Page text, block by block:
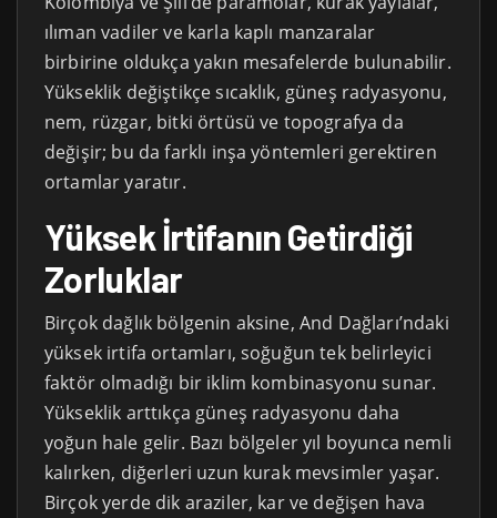
ılıman vadiler ve karla kaplı manzaralar
birbirine oldukça yakın mesafelerde bulunabilir.
Yükseklik değiştikçe sıcaklık, güneş radyasyonu,
nem, rüzgar, bitki örtüsü ve topografya da
değişir; bu da farklı inşa yöntemleri gerektiren
ortamlar yaratır.
Yüksek İrtifanın Getirdiği
Zorluklar
Birçok dağlık bölgenin aksine, And Dağları’ndaki
yüksek irtifa ortamları, soğuğun tek belirleyici
faktör olmadığı bir iklim kombinasyonu sunar.
Yükseklik arttıkça güneş radyasyonu daha
yoğun hale gelir. Bazı bölgeler yıl boyunca nemli
kalırken, diğerleri uzun kurak mevsimler yaşar.
Birçok yerde dik araziler, kar ve değişen hava